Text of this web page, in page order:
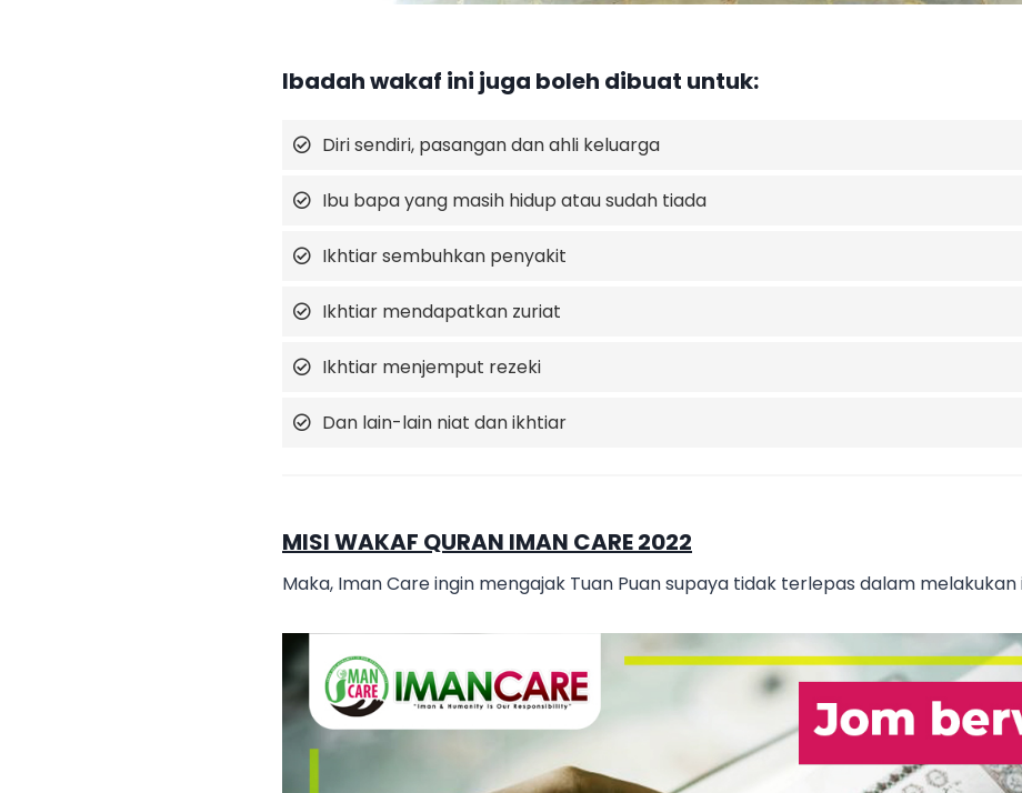
Ibadah wakaf ini juga boleh dibuat untuk:
Diri sendiri, pasangan dan ahli keluarga​
Ibu bapa yang masih hidup atau sudah tiada​
Ikhtiar sembuhkan penyakit​
Ikhtiar mendapatkan zuriat​
Ikhtiar menjemput rezeki
Dan lain-lain niat dan ikhtiar​
MISI WAKAF QURAN IMAN CARE 2022
Maka, Iman Care ingin mengajak Tuan Puan supaya tidak terlepas dalam